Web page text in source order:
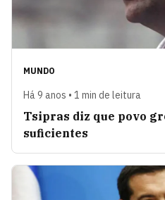
MUNDO
Há 9 anos • 1 min de leitura
Tsipras diz que povo
suficientes